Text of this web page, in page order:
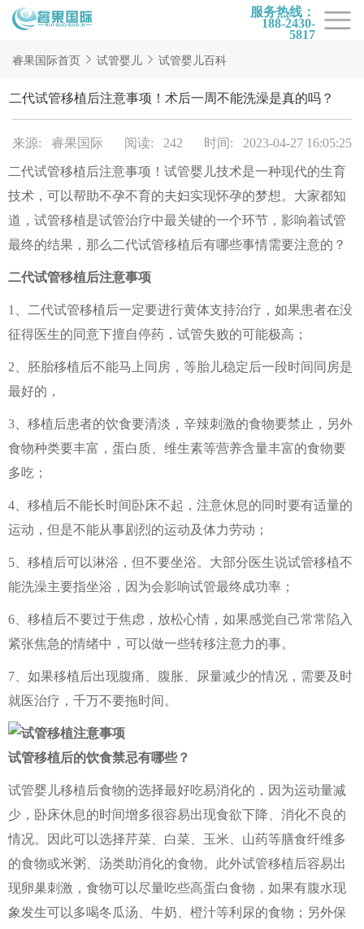
服务热线：
188-2430-
5817
首页
试管项目
试管百科
试管医院
睿果国际
睿果国际首页 试管婴儿 试管婴儿百科
二代试管移植后注意事项！术后一周不能洗澡是真的吗？
来源: 睿果国际 阅读: 242 时间: 2023-04-27 16:05:25
二代试管移植后注意事项！试管婴儿技术是一种现代的生育
技术，可以帮助不孕不育的夫妇实现怀孕的梦想。大家都知
道，试管移植是试管治疗中最关键的一个环节，影响着试管
最终的结果，那么二代试管移植后有哪些事情需要注意的？
二代试管移植后注意事项
1、二代试管移植后一定要进行黄体支持治疗，如果患者在没
征得医生的同意下擅自停药，试管失败的可能极高；
2、胚胎移植后不能马上同房，等胎儿稳定后一段时间同房是
最好的，
3、移植后患者的饮食要清淡，辛辣刺激的食物要禁止，另外
食物种类要丰富，蛋白质、维生素等营养含量丰富的食物要
多吃；
4、移植后不能长时间卧床不起，注意休息的同时要有适量的
运动，但是不能从事剧烈的运动及体力劳动；
5、移植后可以淋浴，但不要坐浴。大部分医生说试管移植不
能洗澡主要指坐浴，因为会影响试管最终成功率；
6、移植后不要过于焦虑，放松心情，如果感觉自己常常陷入
紧张焦急的情绪中，可以做一些转移注意力的事。
7、如果移植后出现腹痛、腹胀、尿量减少的情况，需要及时
就医治疗，千万不要拖时间。
试管移植后的饮食禁忌有哪些？
试管婴儿移植后食物的选择最好吃易消化的，因为运动量减
少，卧床休息的时间增多很容易出现食欲下降、消化不良的
情况。因此可以选择芹菜、白菜、玉米、山药等膳食纤维多
的食物或米粥、汤类助消化的食物。此外试管移植后容易出
现卵巢刺激，食物可以尽量吃些高蛋白食物，如果有腹水现
象发生可以多喝冬瓜汤、牛奶、橙汁等利尿的食物；另外保